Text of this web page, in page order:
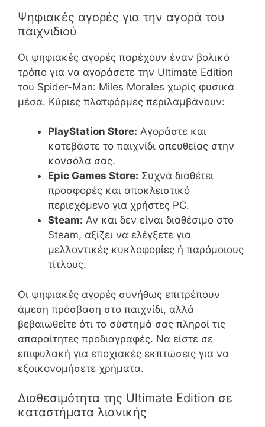
Ψηφιακές αγορές για την αγορά του
παιχνιδιού
Οι ψηφιακές αγορές παρέχουν έναν βολικό
τρόπο για να αγοράσετε την Ultimate Edition
του Spider-Man: Miles Morales χωρίς φυσικά
μέσα. Κύριες πλατφόρμες περιλαμβάνουν:
PlayStation Store: Αγοράστε και
κατεβάστε το παιχνίδι απευθείας στην
κονσόλα σας.
Epic Games Store: Συχνά διαθέτει
προσφορές και αποκλειστικό
περιεχόμενο για χρήστες PC.
Steam: Αν και δεν είναι διαθέσιμο στο
Steam, αξίζει να ελέγξετε για
μελλοντικές κυκλοφορίες ή παρόμοιους
τίτλους.
Οι ψηφιακές αγορές συνήθως επιτρέπουν
άμεση πρόσβαση στο παιχνίδι, αλλά
βεβαιωθείτε ότι το σύστημά σας πληροί τις
απαραίτητες προδιαγραφές. Να είστε σε
επιφυλακή για εποχιακές εκπτώσεις για να
εξοικονομήσετε χρήματα.
Διαθεσιμότητα της Ultimate Edition σε
καταστήματα λιανικής